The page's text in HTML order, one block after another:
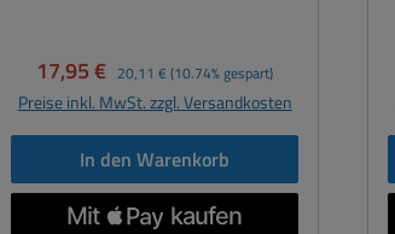
111mm B: 34mm H: 36mm
passendes Zubehör siehe Zubehör-
Register
Verkaufspreis:
17,95 € Regulärer Preis:
20,11 € (10.74% gespart)
Preise inkl. MwSt. zzgl. Versandkosten
In den Warenkorb